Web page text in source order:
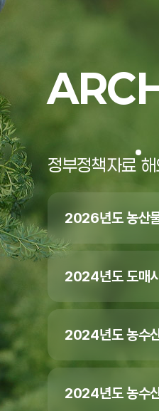
정부정책자료
2026년도 농산
2024년도 도매
2024년도 농수
2024년도 농수